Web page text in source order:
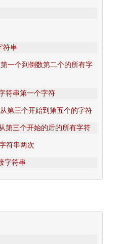
符串
一个到倒数第二个的所有字
符串第一个字符
第三个开始到第五个的字符
第三个开始的后的所有字符
符串两次
字符串